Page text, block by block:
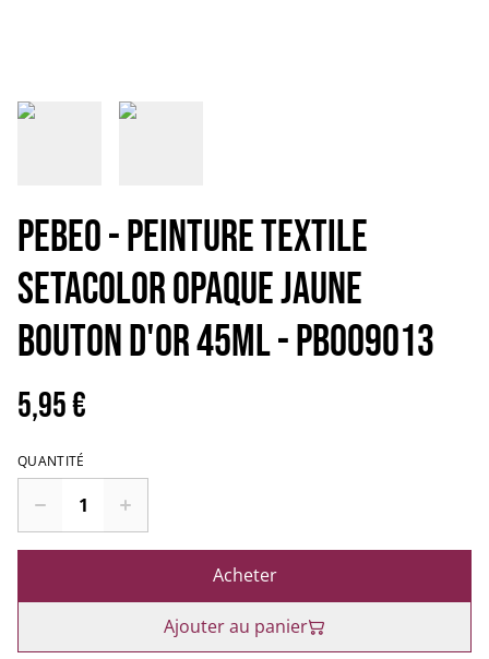
PEBEO - PEINTURE TEXTILE
SETACOLOR OPAQUE JAUNE
BOUTON D'OR 45mL - PB009013
5,95 €
QUANTITÉ
Acheter
Ajouter au panier